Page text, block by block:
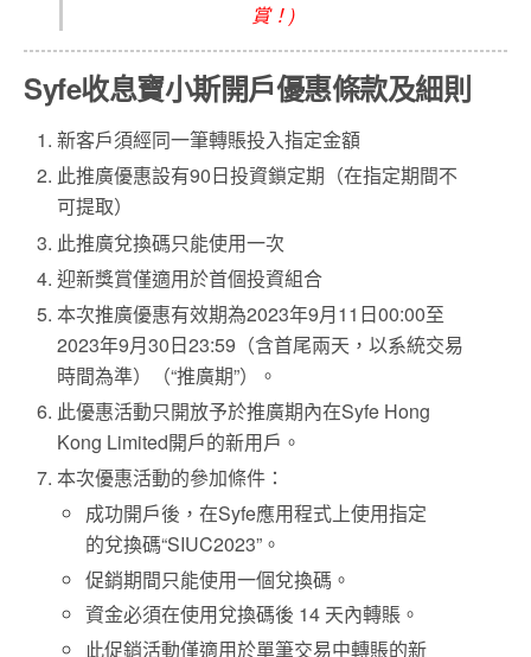
賞！)
Syfe收息寶小斯開戶優惠條款及細則
新客戶須經同一筆轉賬投入指定金額
此推廣優惠設有90日投資鎖定期（在指定期間不
可提取）
此推廣兌換碼只能使用一次
迎新獎賞僅適用於首個投資組合
本次推廣優惠有效期為2023年9月11日00:00至
2023年9月30日23:59（含首尾兩天，以系統交易
時間為準）（“推廣期”）。
此優惠活動只開放予於推廣期內在Syfe Hong
Kong Limited開戶的新用戶。
本次優惠活動的參加條件：
成功開戶後，在Syfe應用程式上使用指定
的兌換碼“SIUC2023”。
促銷期間只能使用一個兌換碼。
資金必須在使用兌換碼後 14 天內轉賬。
此促銷活動僅適用於單筆交易中轉賬的新